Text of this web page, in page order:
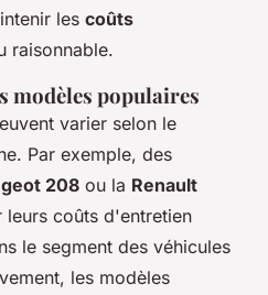
les coûts
raisonnable.
modèles populaires
varier selon le
Par exemple, des
208 ou la Renault
leurs coûts d'entretien
le segment des véhicules
les modèles